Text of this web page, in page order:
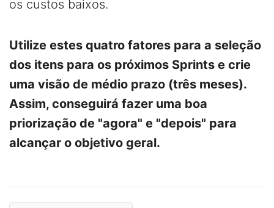
os custos baixos.
Utilize estes quatro fatores para a seleção
dos itens para os próximos Sprints e crie
uma visão de médio prazo (três meses).
Assim, conseguirá fazer uma boa
priorização de "agora" e "depois" para
alcançar o objetivo geral.